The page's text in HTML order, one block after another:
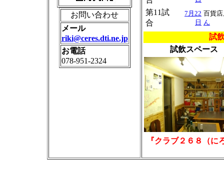
お問い合わせ
メール
riki@ceres.dti.ne.jp
お電話
078-951-2324
第11試
合
7月22
日
百貨
ん
試
試飲スペース
『クラブ２６８（に